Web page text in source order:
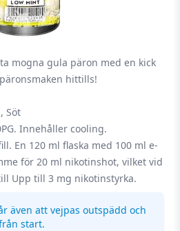
mogna gula päron med en kick
hittills!
Söt
Innehåller cooling.
En 120 ml flaska med 100 ml e-
för 20 ml nikotinshot, vilket vid
Upp till 3 mg nikotinstyrka.
även att vejpas outspädd och
start.